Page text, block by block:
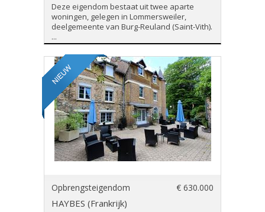
Deze eigendom bestaat uit twee aparte
woningen, gelegen in Lommersweiler,
deelgemeente van Burg-Reuland (Saint-Vith).
...
Opbrengsteigendom € 630.000
HAYBES (Frankrijk)